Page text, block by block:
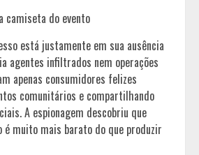
camiseta do evento
está justamente em sua ausência
agentes infiltrados nem operações
apenas consumidores felizes
comunitários e compartilhando
A espionagem descobriu que
é muito mais barato do que produzir